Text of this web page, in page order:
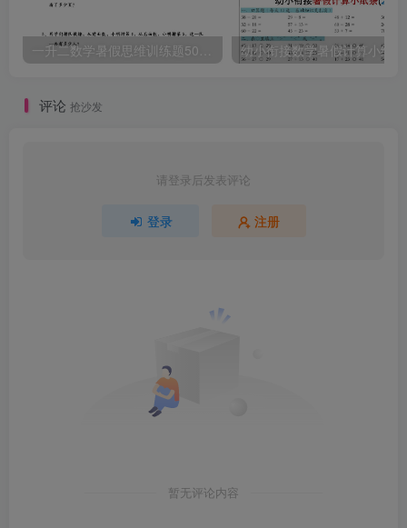
一升二数学暑假思维训练题50道-一上数学
评论 抢沙发
请登录后发表评论
登录 注册
暂无评论内容